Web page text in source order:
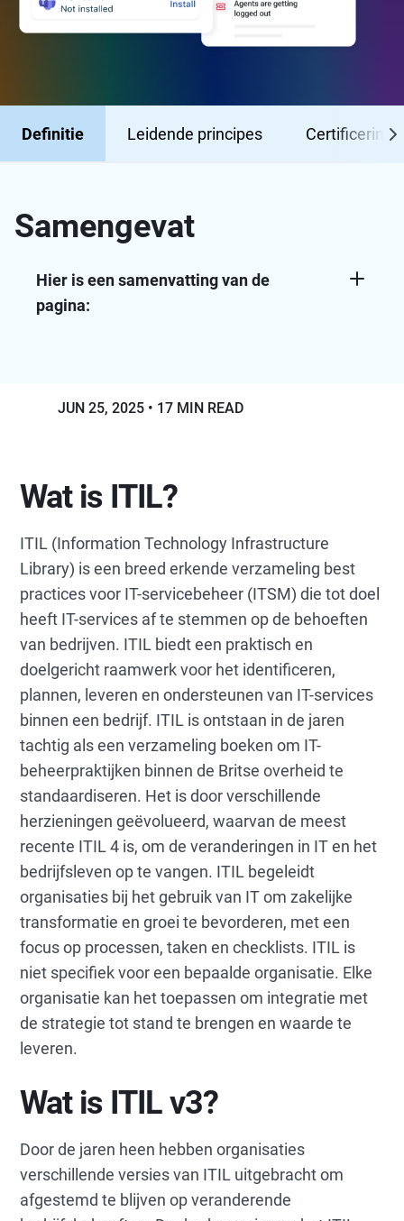
Definitie Leidende principes Certificering
Samengevat
Hier is een samenvatting van de
pagina:
serviceverbetering.
waarde, ontwerp voor gebruikerservaring,
beginnen waar je bent, holistisch werken,
observatie, transparantie, samenwerking
en eenvoud handhaven.
Organisaties die ITIL v3 implementeren
ervaren verbeterde servicekwaliteit,
verminderde downtime, betere
bedrijfsafstemming en verhoogde
gebruikerstevredenheid.
Lees de volledige gids om gedetailleerde ITIL
v3-processen te verkennen en
implementatiestrategieën met moderne
ITSM-tools te leren.
JUN 25, 2025 17 MIN READ
Wat is ITIL?
ITIL (Information Technology Infrastructure
Library) is een breed erkende verzameling best
practices voor IT-servicebeheer (ITSM) die tot doel
heeft IT-services af te stemmen op de behoeften
van bedrijven. ITIL biedt een praktisch en
doelgericht raamwerk voor het identificeren,
plannen, leveren en ondersteunen van IT-services
binnen een bedrijf. ITIL is ontstaan in de jaren
tachtig als een verzameling boeken om IT-
beheerpraktijken binnen de Britse overheid te
standaardiseren. Het is door verschillende
herzieningen geëvolueerd, waarvan de meest
recente ITIL 4 is, om de veranderingen in IT en het
bedrijfsleven op te vangen. ITIL begeleidt
organisaties bij het gebruik van IT om zakelijke
transformatie en groei te bevorderen, met een
focus op processen, taken en checklists. ITIL is
niet specifiek voor een bepaalde organisatie. Elke
organisatie kan het toepassen om integratie met
de strategie tot stand te brengen en waarde te
leveren.
Wat is ITIL v3?
Door de jaren heen hebben organisaties
verschillende versies van ITIL uitgebracht om
afgestemd te blijven op veranderende